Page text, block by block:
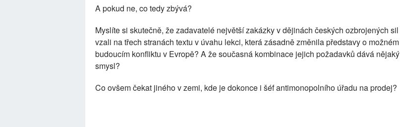
A pokud ne, co tedy zbývá?
Myslíte si skutečně, že zadavatelé největší zakázky v dějinách českých ozbrojených sil
vzali na třech stranách textu v úvahu lekci, která zásadně změnila představy o možném
budoucím konfliktu v Evropě? A že současná kombinace jejich požadavků dává nějaký
smysl?
Co ovšem čekat jiného v zemi, kde je dokonce i šéf antimonopolního úřadu na prodej?